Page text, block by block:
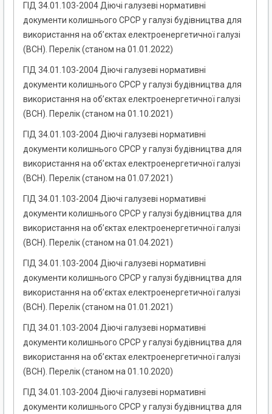
ГІД 34.01.103-2004 Діючі галузеві нормативні
документи колишнього СРСР у галузі будівництва для
використання на об’єктах електроенергетичної галузі
(ВСН). Перелік (станом на 01.01.2022)
ГІД 34.01.103-2004 Діючі галузеві нормативні
документи колишнього СРСР у галузі будівництва для
використання на об’єктах електроенергетичної галузі
(ВСН). Перелік (станом на 01.10.2021)
ГІД 34.01.103-2004 Діючі галузеві нормативні
документи колишнього СРСР у галузі будівництва для
використання на об’єктах електроенергетичної галузі
(ВСН). Перелік (станом на 01.07.2021)
ГІД 34.01.103-2004 Діючі галузеві нормативні
документи колишнього СРСР у галузі будівництва для
використання на об’єктах електроенергетичної галузі
(ВСН). Перелік (станом на 01.04.2021)
ГІД 34.01.103-2004 Діючі галузеві нормативні
документи колишнього СРСР у галузі будівництва для
використання на об’єктах електроенергетичної галузі
(ВСН). Перелік (станом на 01.01.2021)
ГІД 34.01.103-2004 Діючі галузеві нормативні
документи колишнього СРСР у галузі будівництва для
використання на об’єктах електроенергетичної галузі
(ВСН). Перелік (станом на 01.10.2020)
ГІД 34.01.103-2004 Діючі галузеві нормативні
документи колишнього СРСР у галузі будівництва для